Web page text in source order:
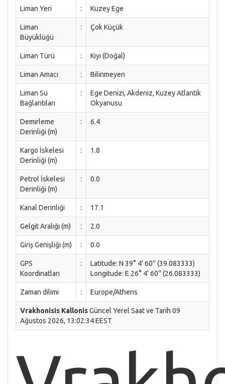
Liman Yeri : Kuzey Ege
Liman
Büyüklüğü
: Çok Küçük
Liman Türü : Kıyı (Doğal)
Liman Amacı : Bilinmeyen
Liman Su
Bağlantıları
:
Ege Denizi, Akdeniz, Kuzey Atlantik
Okyanusu
Demirleme
Derinliği (m)
: 6.4
Kargo İskelesi
Derinliği (m)
: 1.8
Petrol İskelesi
Derinliği (m)
: 0.0
Kanal Derinliği : 17.1
Gelgit Aralığı (m) : 2.0
Giriş Genişliği (m) : 0.0
GPS
Koordinatları
:
Latitude: N 39° 4' 60'' (39.083333)
Longitude: E 26° 4' 60'' (26.083333)
Zaman dilimi : Europe/Athens
Vrakhonisis KallonisGüncel Yerel Saat ve Tarih 09
Ağustos 2026, 13:02:34 EEST